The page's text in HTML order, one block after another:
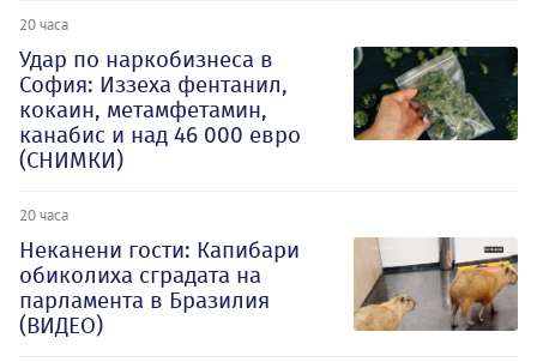
20 часа
Удар по наркобизнеса в
София: Иззеха фентанил,
кокаин, метамфетамин,
канабис и над 46 000 евро
(СНИМКИ)
20 часа
Неканени гости: Капибари
обиколиха сградата на
парламента в Бразилия
(ВИДЕО)